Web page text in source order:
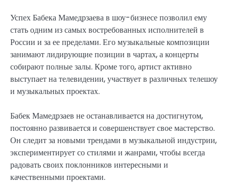
Успех Бабека Мамедрзаева в шоу-бизнесе позволил ему
стать одним из самых востребованных исполнителей в
России и за ее пределами. Его музыкальные композиции
занимают лидирующие позиции в чартах, а концерты
собирают полные залы. Кроме того, артист активно
выступает на телевидении, участвует в различных телешоу
и музыкальных проектах.
Бабек Мамедрзаев не останавливается на достигнутом,
постоянно развивается и совершенствует свое мастерство.
Он следит за новыми трендами в музыкальной индустрии,
экспериментирует со стилями и жанрами, чтобы всегда
радовать своих поклонников интересными и
качественными проектами.